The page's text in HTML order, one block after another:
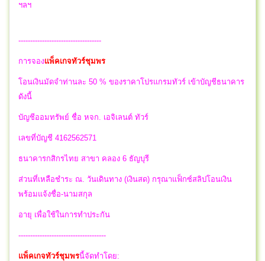
ฯลฯ
-----------------------------------
การจองแพ็คเกจทัวร์ชุมพร
โอนเงินมัดจำท่านละ 50 % ของราคาโปรแกรมทัวร์ เข้าบัญชีธนาคาร
ดังนี้
บัญชีออมทรัพย์ ชื่อ หจก. เอจิเลนต์ ทัวร์
เลขที่บัญชี 4162562571
ธนาคารกสิกรไทย สาขา คลอง 6 ธัญบุรี
ส่วนที่เหลือชำระ ณ. วันเดินทาง (เงินสด) กรุณาแฟ็กซ์สลิปโอนเงิน
พร้อมแจ้งชื่อ-นามสกุล
อายุ เพื่อใช้ในการทำประกัน
-------------------------------------
แพ็คเกจทัวร์ชุมพรนี้จัดทำโดย: